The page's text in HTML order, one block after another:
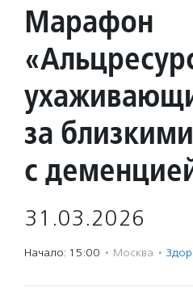
Марафон
за близкими
с
31.03.2026
Начало: 15:00 · Москва ·